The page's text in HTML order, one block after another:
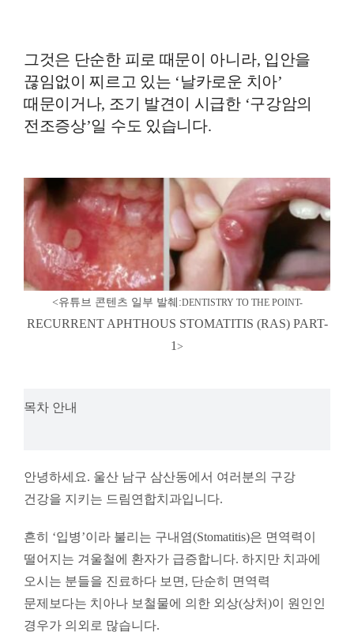
그것은 단순한 피로 때문이 아니라, 입안을
끊임없이 찌르고 있는 ‘날카로운 치아’
때문이거나, 조기 발견이 시급한 ‘구강암의
전조증상’일 수도 있습니다.
<유튜브 콘텐츠 일부 발췌:DENTISTRY TO THE POINT-
RECURRENT APHTHOUS STOMATITIS (RAS) PART-
1 >
목차 안내
안녕하세요. 울산 남구 삼산동에서 여러분의 구강
건강을 지키는 드림연합치과입니다.
흔히 ‘입병’이라 불리는 구내염(Stomatitis)은 면역력이
떨어지는 겨울철에 환자가 급증합니다. 하지만 치과에
오시는 분들을 진료하다 보면, 단순히 면역력
문제보다는 치아나 보철물에 의한 외상(상처)이 원인인
경우가 의외로 많습니다.